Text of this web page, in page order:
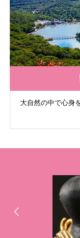
大自然の中で心身